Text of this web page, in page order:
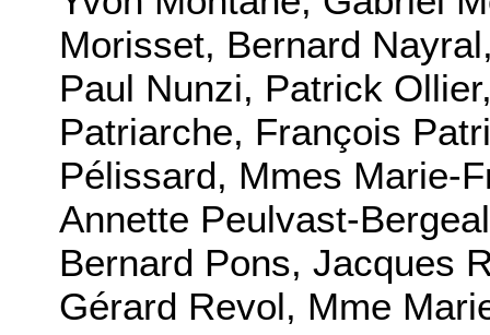
Morisset, Bernard
Paul Nunzi, Patrick
Patriarche, François
Pélissard, Mmes Marie-
Annette Peulvast-
Bernard Pons, Jacques
Gérard Revol, Mme